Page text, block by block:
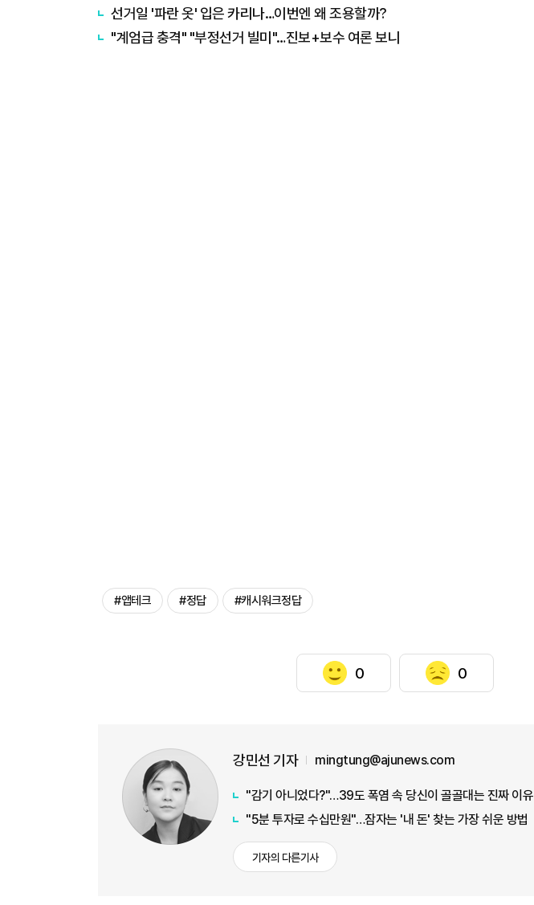
선거일 '파란 옷' 입은 카리나…이번엔 왜 조용할까?
"계엄급 충격" "부정선거 빌미"…진보+보수 여론 보니
#앱테크 #정답 #캐시워크정답
0 0
강민선 기자 mingtung@ajunews.com
"감기 아니었다?"…39도 폭염 속 당신이 골골대는 진짜 이유
"5분 투자로 수십만원"…잠자는 '내 돈' 찾는 가장 쉬운 방법
기자의 다른기사